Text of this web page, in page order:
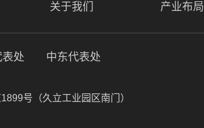
关于我们 产业布局
表处 中东代表处
号（久立工业园区南门）